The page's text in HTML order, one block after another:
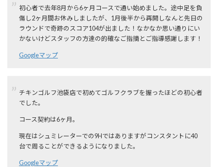
初心者で去年8月から6ヶ月コースで通い始めました。途中足を負
傷し2ヶ月間お休みしましたが、1月後半から再開しなんと先日の
ラウンドで奇跡のスコア104が出ました！なかなか思い通りにい
かないけどスタッフの方達の的確なご指摘とご指導感謝します！
Googleマップ
チキンゴルフ池袋店で初めてゴルフクラブを握ったほどの初心者
でした。
コース契約は6ヶ月。
現在はシュミレーターでの9Hではありますがコンスタントに40
台で周ることができるようになりました。
Googleマップ